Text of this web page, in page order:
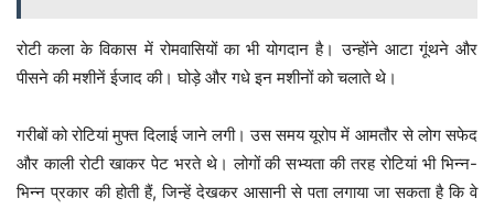
रोटी कला के विकास में रोमवासियों का भी योगदान है। उन्होंने आटा गूंथने और
पीसने की मशीनें ईजाद की। घोड़े और गधे इन मशीनों को चलाते थे।
गरीबों को रोटियां मुफ्त दिलाई जाने लगी। उस समय यूरोप में आमतौर से लोग सफेद
और काली रोटी खाकर पेट भरते थे। लोगों की सभ्यता की तरह रोटियां भी भिन्न-
भिन्न प्रकार की होती हैं, जिन्हें देखकर आसानी से पता लगाया जा सकता है कि वे